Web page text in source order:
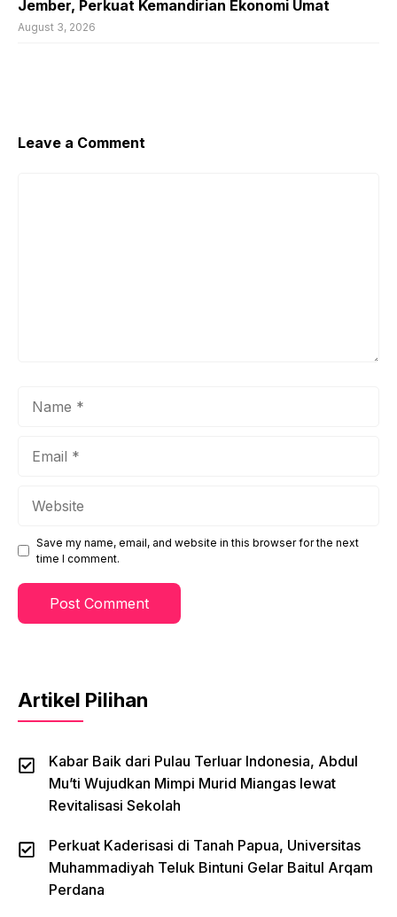
Jember, Perkuat Kemandirian Ekonomi Umat
August 3, 2026
Leave a Comment
Save my name, email, and website in this browser for the next
time I comment.
Artikel Pilihan
Kabar Baik dari Pulau Terluar Indonesia, Abdul
Mu’ti Wujudkan Mimpi Murid Miangas lewat
Revitalisasi Sekolah
Perkuat Kaderisasi di Tanah Papua, Universitas
Muhammadiyah Teluk Bintuni Gelar Baitul Arqam
Perdana